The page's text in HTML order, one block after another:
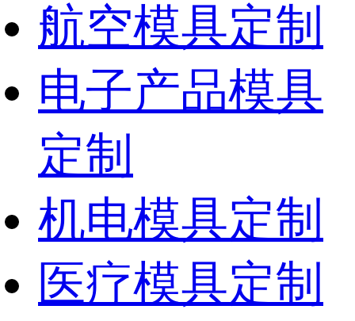
航空模具定制
电子产品模具
定制
机电模具定制
医疗模具定制